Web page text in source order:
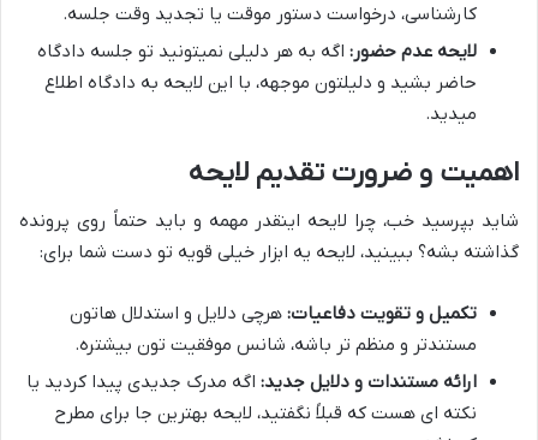
کارشناسی، درخواست دستور موقت یا تجدید وقت جلسه.
لایحه عدم حضور: اگه به هر دلیلی نمیتونید تو جلسه دادگاه
حاضر بشید و دلیلتون موجهه، با این لایحه به دادگاه اطلاع
میدید.
اهمیت و ضرورت تقدیم لایحه
شاید بپرسید خب، چرا لایحه اینقدر مهمه و باید حتماً روی پرونده
گذاشته بشه؟ ببینید، لایحه یه ابزار خیلی قویه تو دست شما برای:
تکمیل و تقویت دفاعیات: هرچی دلایل و استدلال هاتون
مستندتر و منظم تر باشه، شانس موفقیت تون بیشتره.
ارائه مستندات و دلایل جدید: اگه مدرک جدیدی پیدا کردید یا
نکته ای هست که قبلاً نگفتید، لایحه بهترین جا برای مطرح